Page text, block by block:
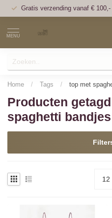
Gratis verzending vanaf € 100,-
MENU
Home / Tags / top met
Producten
spaghetti bandjes